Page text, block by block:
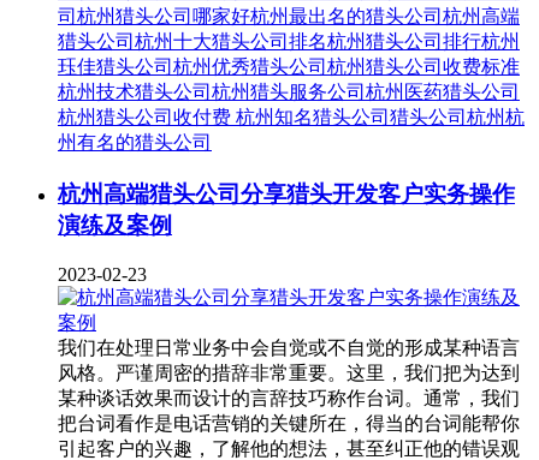
司 杭州猎头公司哪家好杭州最出名的猎头公司 杭州高端
猎头公司 杭州十大猎头公司排名杭州猎头公司排行杭州
珏佳猎头公司 杭州优秀猎头公司 杭州猎头公司收费标准
杭州技术猎头公司 杭州猎头服务公司 杭州医药猎头公司
杭州猎头公司收付费 杭州知名猎头公司 猎头公司杭州杭
州有名的猎头公司
杭州高端猎头公司分享猎头开发客户实务操作
演练及案例
2023-02-23
我们在处理日常业务中会自觉或不自觉的形成某种语言
风格。严谨周密的措辞非常重要。这里，我们把为达到
某种谈话效果而设计的言辞技巧称作台词。通常，我们
把台词看作是电话营销的关键所在，得当的台词能帮你
引起客户的兴趣，了解他的想法，甚至纠正他的错误观